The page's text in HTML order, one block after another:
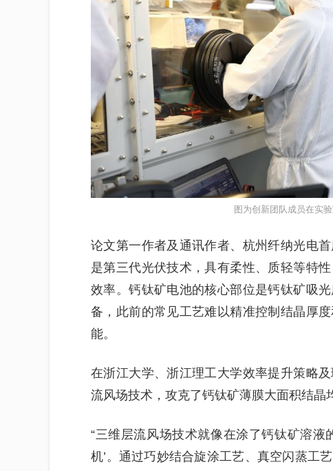
图为创新团队成员在实
论文第一作者及通讯作者、杭州纤纳光电
是第三代光伏技术，具有柔性、质轻等特
效率。钙钛矿电池的核心部位是钙钛矿吸
备，此前的常见工艺难以精准控制结晶厚
能。
在浙江大学、浙江理工大学效率提升策略
流风场技术，攻克了钙钛矿薄膜大面积结晶
“三维层流风场技术就像在涂了钙钛矿溶液
机’。通过巧妙结合旋涂工艺、真空闪蒸工